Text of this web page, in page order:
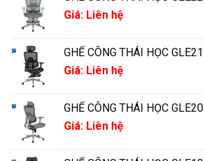
Giá: Liên hệ
GHẾ CÔNG THÁI HỌC GLE21
Giá: Liên hệ
GHẾ CÔNG THÁI HỌC GLE20
Giá: Liên hệ